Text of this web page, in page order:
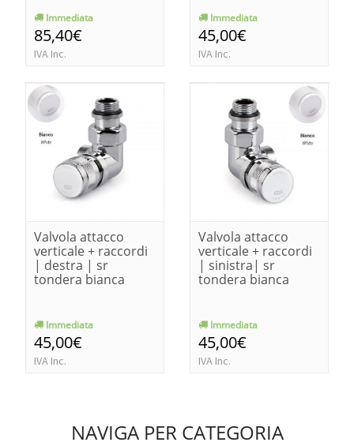
Immediata
85,40€
IVA Inc.
Immediata
45,00€
IVA Inc.
Valvola attacco
verticale + raccordi
| destra | sr
tondera bianca
Immediata
45,00€
IVA Inc.
Valvola attacco
verticale + raccordi
| sinistra| sr
tondera bianca
Immediata
45,00€
IVA Inc.
NAVIGA PER CATEGORIA